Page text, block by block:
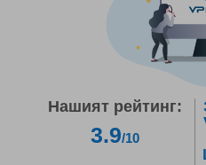
Нашият рейтинг:
3.9/10